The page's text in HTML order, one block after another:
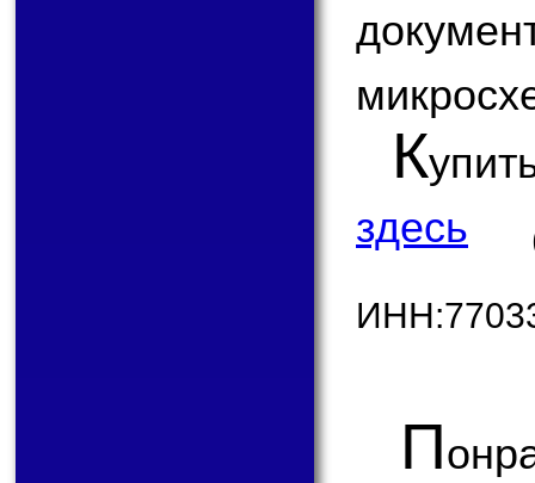
К
здесь
П